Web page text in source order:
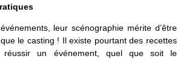
leur scénographie mérite d’être
le casting ! Il existe pourtant des recettes
réussir un événement, quel que soit le